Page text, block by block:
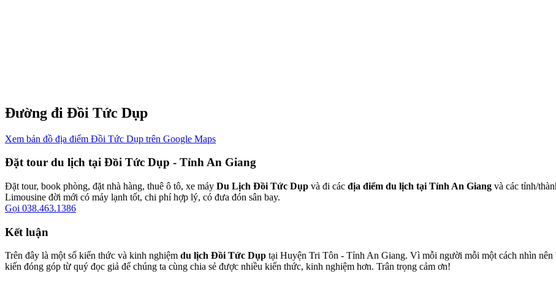
Đường đi Đồi Tức Dụp
Xem bản đồ địa điểm Đồi Tức Dụp trên Google Maps
Đặt tour du lịch tại Đồi Tức Dụp - Tỉnh An Giang
Đặt tour, book phòng, đặt nhà hàng, thuê ô tô, xe máy Du Lịch Đồi Tức Dụp và đi các địa điểm du lịch tại Tỉnh An Giang và các tỉnh/
Limousine đời mới có máy lạnh tốt, chi phí hợp lý, có đưa đón sân bay.
Gọi 038.463.1386
Kết luận
Trên đây là một số kiến thức và kinh nghiệm du lịch Đồi Tức Dụp tại Huyện Tri Tôn - Tỉnh An Giang. Vì mỗi người mỗi một cách nhìn
kiến đóng góp từ quý đọc giả để chúng ta cùng chia sẻ được nhiều kiến thức, kinh nghiệm hơn. Trân trọng cảm ơn!